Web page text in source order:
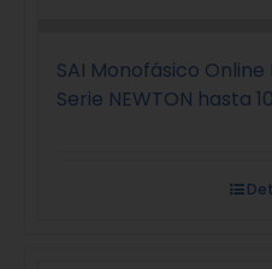
SAI Monofásico
Serie NEWTON hasta